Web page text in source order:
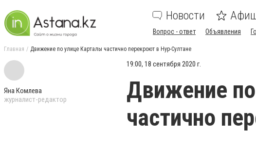
Новости
Вопрос - ответ Объявления
Главная Движение по улице Карталы частично перекроют в Нур-Султане
Яна Комлева
журналист-редактор
19:00, 18 сентября 2020 г.
Движение
частично